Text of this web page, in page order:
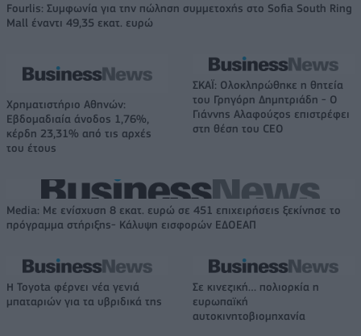
Fourlis: Συμφωνία για την πώληση συμμετοχής στο Sofia South Ring
Mall έναντι 49,35 εκατ. ευρώ
Χρηματιστήριο Αθηνών:
Εβδομαδιαία άνοδος 1,76%,
κέρδη 23,31% από τις αρχές
του έτους
ΣΚΑΪ: Ολοκληρώθηκε η θητεία
του Γρηγόρη Δημητριάδη - Ο
Γιάννης Αλαφούζος επιστρέφει
στη θέση του CEO
Media: Με ενίσχυση 8 εκατ. ευρώ σε 451 επιχειρήσεις ξεκίνησε το
πρόγραμμα στήριξης- Κάλυψη εισφορών ΕΔΟΕΑΠ
Η Toyota φέρνει νέα γενιά
μπαταριών για τα υβριδικά της
Σε κινεζική… πολιορκία η
ευρωπαϊκή
αυτοκινητοβιομηχανία